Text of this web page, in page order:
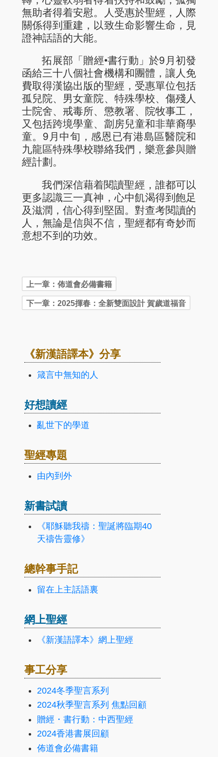
無助者得着安慰。人受惠於聖經，人際
關係得到重建，以致生命影響生命，見
證神話語的大能。
拓展部「贈經•書行動」於9月初發
函給三十八個社會機構和團體，讓人免
費取得漢協出版的聖經，受惠單位包括
孤兒院、男女童院、特殊學校、傷殘人
士院舍、戒毒所、懲教署、院牧事工，
又包括跨境學童、劏房兒童和非華裔學
童。9月中旬，感恩已有港島區醫院和
九龍區特殊學校聯絡我們，樂意參與贈
經計劃。
我們深信藉着閱讀聖經，誰都可以
更多認識三一真神，心中飢渴得到飽足
及滋潤，信心得到堅固。對查考閱讀的
人，無論是信與不信，聖經都有奇妙而
意想不到的功效。
《新漢語譯本》分享
箴言中無知的人
好想讀經
亂世下的學道
聖經專題
由內到外
新書試讀
《耶穌聽我禱：聖誕將臨期40
天禱告靈修》
總幹事手記
留在上主話語裏
網上聖經
《新漢語譯本》網上聖經
事工分享
2024冬季聖言系列
2024秋季聖言系列 焦點回顧
贈經・書行動：中西聖經
2024香港書展回顧
佈道會必備書籍